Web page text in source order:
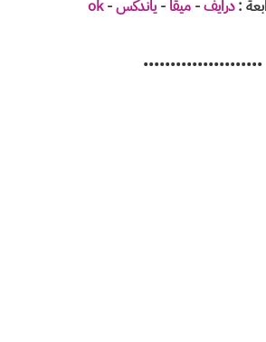
:درايف-ميقا -ياندكس-
ok
••••••••••••••••••••••